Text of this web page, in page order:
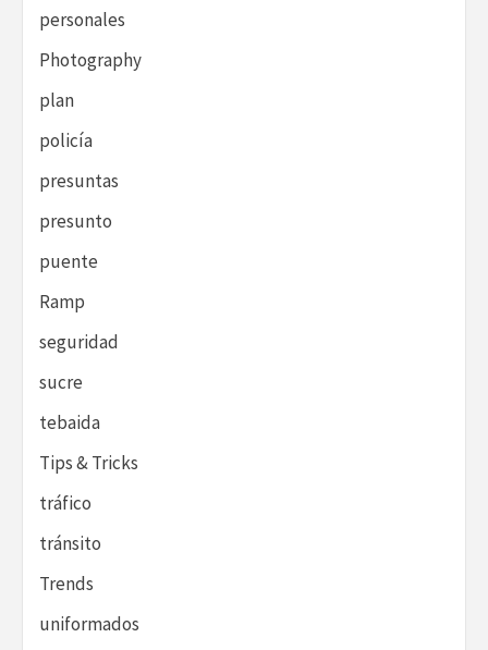
personales
Photography
plan
policía
presuntas
presunto
puente
Ramp
seguridad
sucre
tebaida
Tips & Tricks
tráfico
tránsito
Trends
uniformados